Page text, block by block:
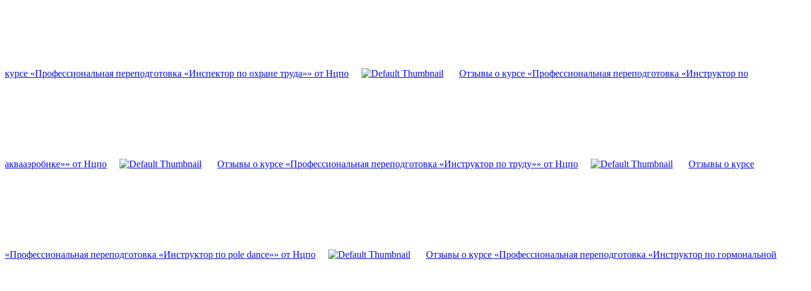
курсе «Профессиональная переподготовка «Инспектор по охране труда»» от Нцпо Отзывы о курсе «Профессиональная переподготовка «Инструктор по
аквааэробике»» от Нцпо Отзывы о курсе «Профессиональная переподготовка «Инструктор по труду»» от Нцпо Отзывы о курсе
«Профессиональная переподготовка «Инструктор по pole dance»» от Нцпо Отзывы о курсе «Профессиональная переподготовка «Инструктор по гормональной